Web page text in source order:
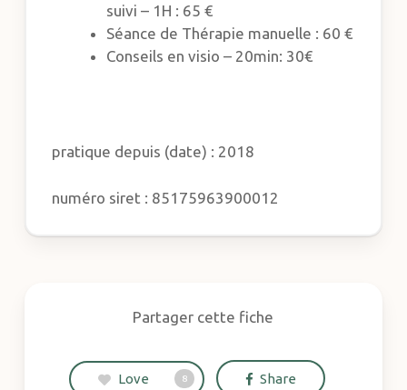
suivi – 1H : 65 €
Séance de Thérapie manuelle : 60 €
Conseils en visio – 20min: 30€
pratique depuis (date) : 2018
numéro siret : 85175963900012
Partager cette fiche
Love 8 Share